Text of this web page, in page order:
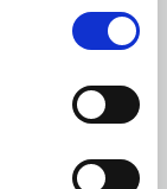
nutzen.